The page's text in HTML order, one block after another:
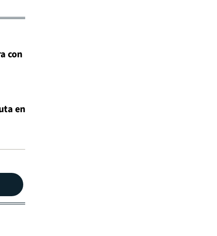
con
en